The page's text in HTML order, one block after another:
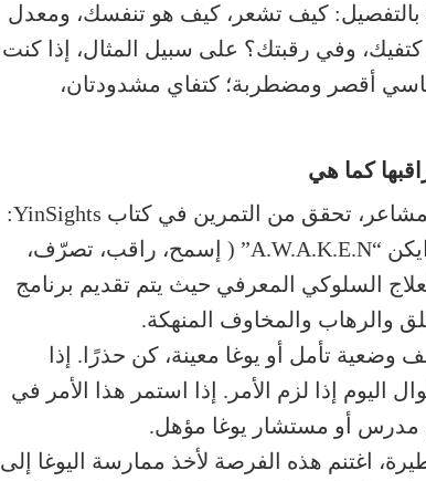
بالتفصيل: كيف تشعر، كيف هو تنفسك، ومعدل
وفي رقبتك؟ على سبيل المثال، إذا كنت
أقصر ومضطربة؛ كتفاي مشدودتان،
كما هي
إذا كنت ترغب في العمل بعمق أكبر مع هذه المشاعر، تحقق من التمرين في كتاب YinSights:
رحلة الى فلسفة وممارسة اليوغا، المسمى أوايكن “A.W.A.K.E.N” ( إسمح، راقب، تصرّف،
السلوكي المعرفي حيث يتم تقديم برنامج
والرهاب والمخاوف المنهكة.
تأمل أو يوغا معينة، كن حذرًا. إذا
إذا لزم الأمر. إذا استمر هذا الأمر في
مدرس أو مستشار يوغا مؤهل.
اغتنم هذه الفرصة لأخذ ممارسة اليوغا إلى